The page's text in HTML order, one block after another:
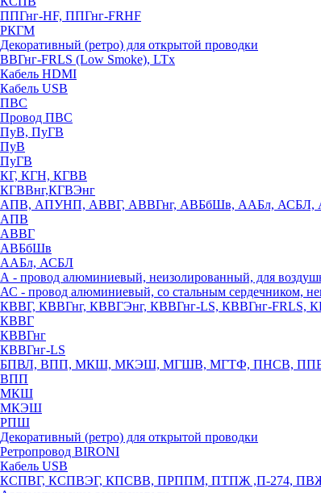
ППГнг-HF, ППГнг-FRHF
РКГМ
Декоративный (ретро) для открытой проводки
ВВГнг-FRLS (Low Smoke), LTx
Кабель HDMI
Кабель USB
ПВС
Провод ПВС
ПуВ, ПуГВ
ПуВ
ПуГВ
КГ, КГН, КГВВ
КГВВнг,КГВЭнг
АПВ, АПУНП, АВВГ, АВВГнг, АВБбШв, ААБл, АСБЛ,
АПВ
АВВГ
АВБбШв
ААБл, АСБЛ
А - провод алюминиевый, неизолированный, для
АС - провод алюминиевый, со стальным сердечником,
КВВГ, КВВГнг, КВВГЭнг, КВВГнг-LS, КВВГнг-FRLS,
КВВГ
КВВГнг
КВВГнг-LS
БПВЛ, ВПП, МКШ, МКЭШ, МГШВ, МГТФ, ПНСВ,
ВПП
МКШ
МКЭШ
РПШ
Декоративный (ретро) для открытой проводки
Ретропровод BIRONI
Кабель USB
КСПВГ, КСПВЭГ, КПСВВ, ПРППМ, ПТПЖ ,П-274,